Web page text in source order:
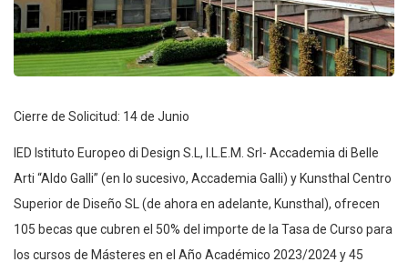
Cierre de Solicitud: 14 de Junio
IED Istituto Europeo di Design S.L, I.L.E.M. Srl- Accademia di Belle
Arti “Aldo Galli” (en lo sucesivo, Accademia Galli) y Kunsthal Centro
Superior de Diseño SL (de ahora en adelante, Kunsthal), ofrecen
105 becas que cubren el 50% del importe de la Tasa de Curso para
los cursos de Másteres en el Año Académico 2023/2024 y 45